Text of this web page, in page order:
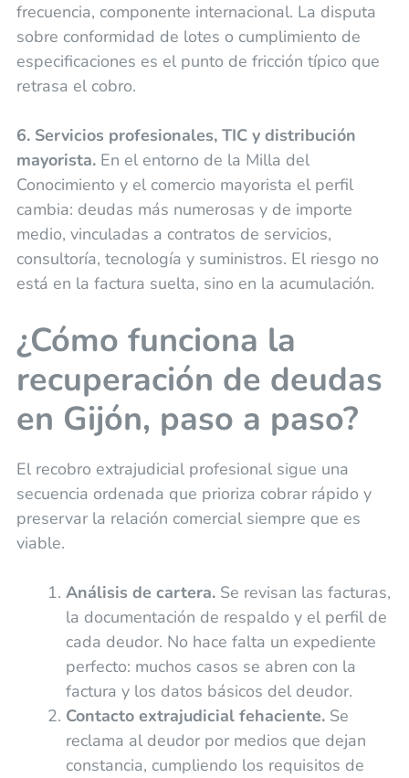
frecuencia, componente internacional. La disputa
sobre conformidad de lotes o cumplimiento de
especificaciones es el punto de fricción típico que
retrasa el cobro.
6. Servicios profesionales, TIC y distribución
mayorista.En el entorno de la Milla del
Conocimiento y el comercio mayorista el perfil
cambia: deudas más numerosas y de importe
medio, vinculadas a contratos de servicios,
consultoría, tecnología y suministros. El riesgo no
está en la factura suelta, sino en la acumulación.
¿Cómo funciona la
recuperación de deudas
en Gijón, paso a paso?
El recobro extrajudicial profesional sigue una
secuencia ordenada que prioriza cobrar rápido y
preservar la relación comercial siempre que es
viable.
Análisis de cartera.Se revisan las facturas,
la documentación de respaldo y el perfil de
cada deudor. No hace falta un expediente
perfecto: muchos casos se abren con la
factura y los datos básicos del deudor.
Contacto extrajudicial fehaciente.Se
reclama al deudor por medios que dejan
constancia, cumpliendo los requisitos de